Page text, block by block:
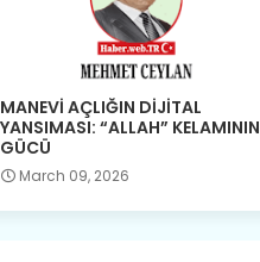
MANEVİ AÇLIĞIN DİJİTAL
YANSIMASI: “ALLAH” KELAMININ
GÜCÜ
March 09, 2026